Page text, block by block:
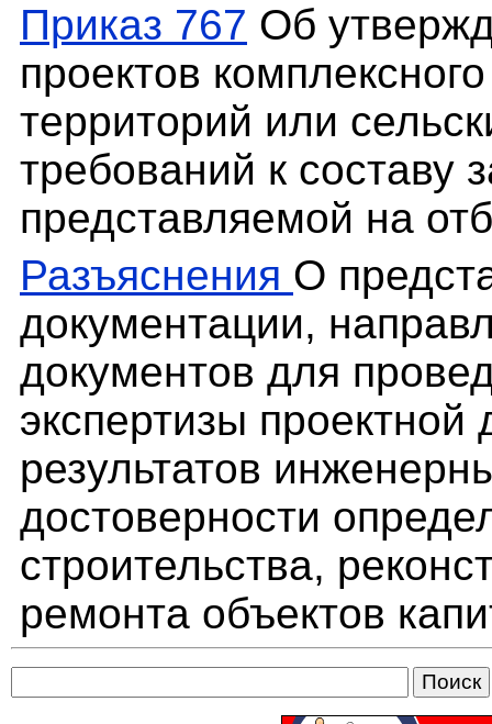
Приказ 767 Об
проектов
территорий или
требований к составу
представляемой на
Разъяснения О
документации,
документов для
экспертизы
результатов
достоверности
строительства,
ремонта объектов